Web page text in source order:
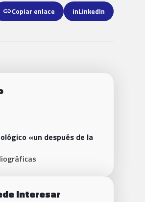
linkCopiar enlace inLinkedIn
«un después de la
interesar